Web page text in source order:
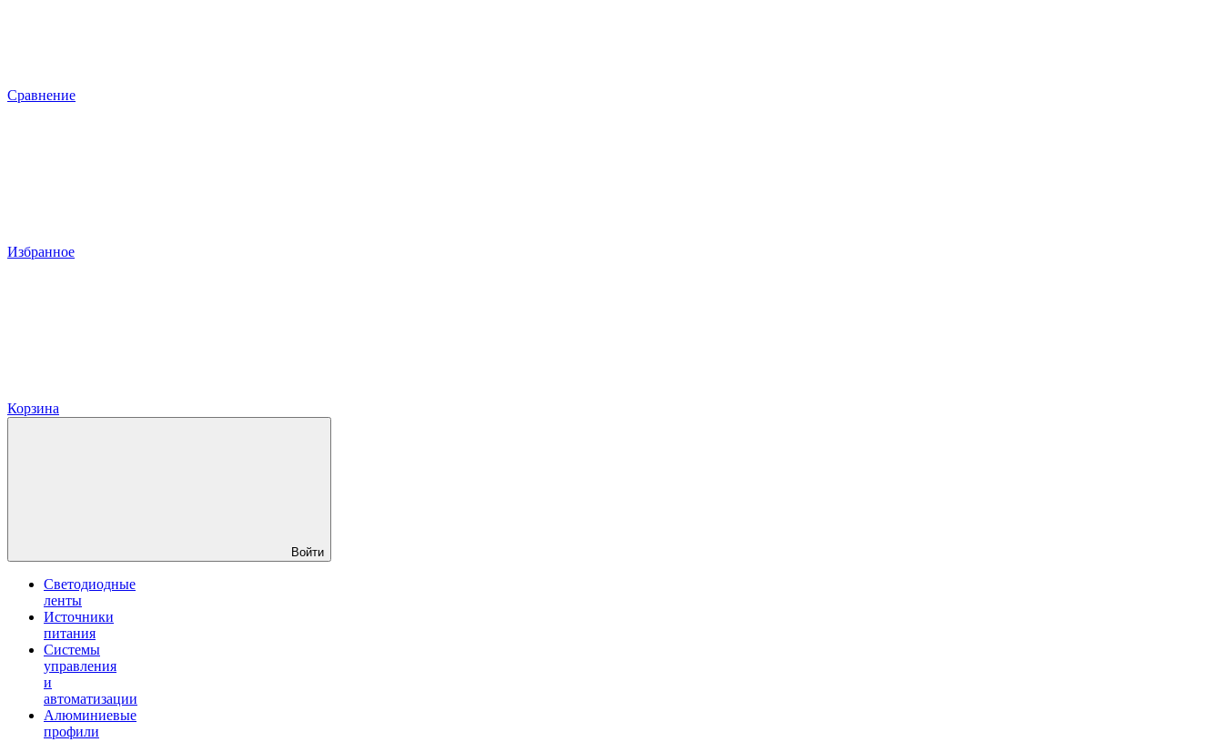
Сравнение
Избранное
Корзина
Войти
Светодиодные
ленты
Источники
питания
Системы
управления
и
автоматизации
Алюминиевые
профили